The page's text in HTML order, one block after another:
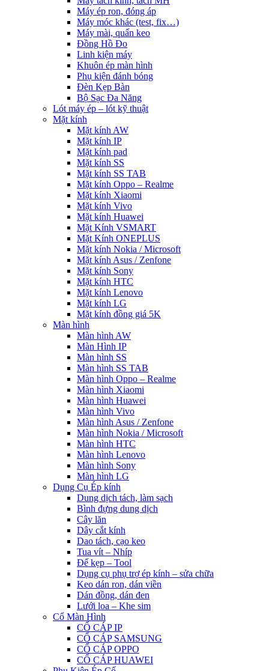
Máy ép ron, đóng áp
Máy móc khác (test, fix…)
Máy mài, quấn keo
Đồng Hồ Đo
Linh kiện máy
Khuôn ép màn hình
Phụ kiện đánh bóng
Đèn Kẹp Bàn
Bộ Sạc Đa Năng
Lót máy ép – lót kỹ thuật
Mặt kính
Mặt kính AW
Mặt kính IP
Mặt kính pad
Mặt kính SS
Mặt kính SS TAB
Mặt kính Oppo – Realme
Mặt kính Xiaomi
Mặt kính Vivo
Mặt kính Huawei
Mặt Kính VSMART
Mặt Kính ONEPLUS
Mặt kính Nokia / Microsoft
Mặt kính Asus / Zenfone
Mặt kính Sony
Mặt kính HTC
Mặt kính Lenovo
Mặt kính LG
Mặt kính đồng giá 5K
Màn hình
Màn hình AW
Màn Hình IP
Màn hình SS
Màn hình SS TAB
Màn hình Oppo – Realme
Màn hình Xiaomi
Màn hình Huawei
Màn hình Vivo
Màn hình Asus / Zenfone
Màn hình Nokia / Microsoft
Màn hình HTC
Màn hình Lenovo
Màn hình Sony
Màn hình LG
Dụng Cụ Ép kính
Dung dịch tách, làm sạch
Bình đựng dung dịch
Cây lăn
Dây cắt kính
Dao tách, cạo keo
Tua vít – Nhíp
Đế kẹp – Tool
Dụng cụ phụ trợ ép kính – sửa chữa
Keo dán ron, dán viền
Dán đồng, dán đen
Lưới loa – Khe sim
Cổ Màn Hình
CỔ CÁP IP
CỔ CÁP SAMSUNG
CỔ CÁP OPPO
CỔ CÁP HUAWEI